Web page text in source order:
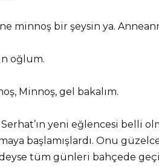
minnoş bir şeysin ya.
oğlum.
Minnoş, gel bakalım.
Serhat’ın yeni eğlencesi belli
başlamışlardı. Onu
tüm günleri bahçede